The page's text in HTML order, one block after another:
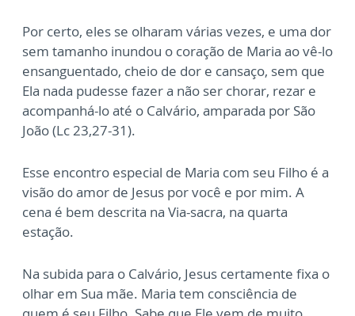
Por certo, eles se olharam várias vezes, e uma dor
sem tamanho inundou o coração de Maria ao vê-lo
ensanguentado, cheio de dor e cansaço, sem que
Ela nada pudesse fazer a não ser chorar, rezar e
acompanhá-lo até o Calvário, amparada por São
João (Lc 23,27-31).
Esse encontro especial de Maria com seu Filho é a
visão do amor de Jesus por você e por mim. A
cena é bem descrita na Via-sacra, na quarta
estação.
Na subida para o Calvário, Jesus certamente fixa o
olhar em Sua mãe. Maria tem consciência de